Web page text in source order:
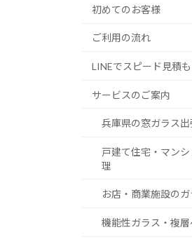
初めてのお客様
ご利用の流れ
LINEでスピード見積も
サービスのご案内
兵庫県の窓ガラス
戸建て住宅・マン
理
お店・商業施設の
機能性ガラス・複層